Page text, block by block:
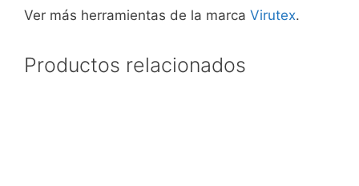
Ver más herramientas de la marca Virutex.
Productos relacionados